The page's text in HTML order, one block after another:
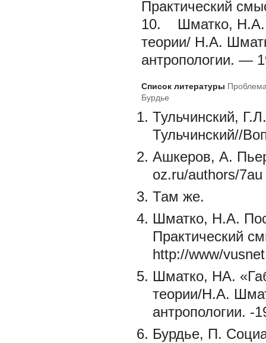
Практический
10. Шматко, Н.А.
теории/ Н.А.
антропологии.
Список литературы
Бурдье
Тульчинский,
Тульчинский//
Ашкеров, А.
oz.ru/authors/7au
Там же.
Шматко, H.A.
Практический
http://www/
Шматко, НА.
теории/H.A.
антропологии.
Бурдье, П.